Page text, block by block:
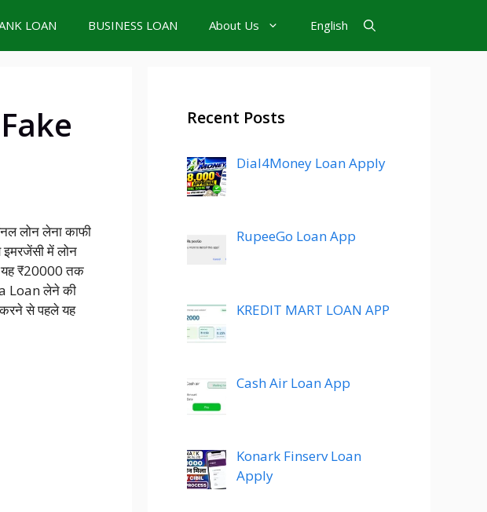
LOAN BUSINESS LOAN About Us English
लोन लेना काफी
में लोन
यह ₹20000 तक
Loan लेने की
से पहले यह
Recent Posts
Dial4Money Loan Apply
RupeeGo Loan App
KREDIT MART LOAN APP
Cash Air Loan App
Konark Finserv Loan
Apply